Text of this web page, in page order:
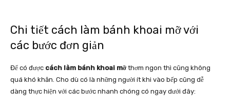
Chi tiết cách làm bánh khoai mỡ với
các bước đơn giản
Để có được cách làm bánh khoai mỡ thơm ngon thì cũng không
quá khó khăn. Cho dù có là những người ít khi vào bếp cũng dễ
dàng thực hiện với các bước nhanh chóng có ngay dưới đây: